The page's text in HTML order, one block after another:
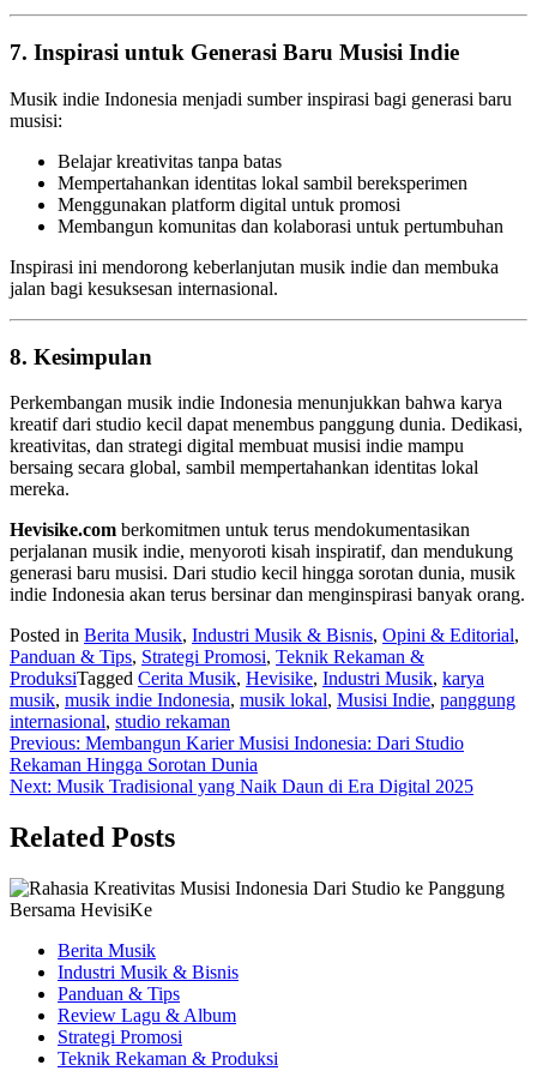
7. Inspirasi untuk Generasi Baru Musisi Indie
Musik indie Indonesia menjadi sumber inspirasi bagi generasi baru
musisi:
Belajar kreativitas tanpa batas
Mempertahankan identitas lokal sambil bereksperimen
Menggunakan platform digital untuk promosi
Membangun komunitas dan kolaborasi untuk pertumbuhan
Inspirasi ini mendorong keberlanjutan musik indie dan membuka
jalan bagi kesuksesan internasional.
8. Kesimpulan
Perkembangan musik indie Indonesia menunjukkan bahwa karya
kreatif dari studio kecil dapat menembus panggung dunia. Dedikasi,
kreativitas, dan strategi digital membuat musisi indie mampu
bersaing secara global, sambil mempertahankan identitas lokal
mereka.
Hevisike.com berkomitmen untuk terus mendokumentasikan
perjalanan musik indie, menyoroti kisah inspiratif, dan mendukung
generasi baru musisi. Dari studio kecil hingga sorotan dunia, musik
indie Indonesia akan terus bersinar dan menginspirasi banyak orang.
Posted in Berita Musik, Industri Musik & Bisnis, Opini & Editorial,
Panduan & Tips, Strategi Promosi, Teknik Rekaman &
ProduksiTagged Cerita Musik, Hevisike, Industri Musik, karya
musik, musik indie Indonesia, musik lokal, Musisi Indie, panggung
internasional, studio rekaman
Navigasi
pos
Previous: Membangun Karier Musisi Indonesia: Dari Studio
Rekaman Hingga Sorotan Dunia
Next: Musik Tradisional yang Naik Daun di Era Digital 2025
Related Posts
Berita Musik
Industri Musik & Bisnis
Panduan & Tips
Review Lagu & Album
Strategi Promosi
Teknik Rekaman & Produksi